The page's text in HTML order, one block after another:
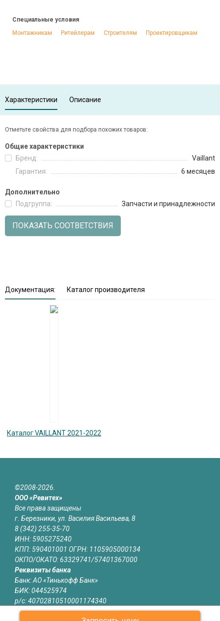
Специальные условия
Монтажникам
Ритейлерам Строителям Проектировщикам
Характеристики Описание
Отметьте свойства для подбора похожих товаров:
Общие характеристики
Бренд:
Vaillant
Гарантия:
6 месяцев
Дополнительно
Подгруппа:
Запчасти и принадлежности
ПОКАЗАТЬ СООТВЕТСТВИЯ
Документация: Каталог производителя
Каталог VAILLANT 2021-2022
©2008-2026.
ООО «Ревитех»
Все права защищены
г. Березники, ул. Василия Васильева, 8
8 (342) 255-35-70
ИНН: 5905275240
КПП: 590401001 ОГРН: 1105905000134
ОКПО/ОКАТО: 63329741/57401367000
Реквизиты банка
Банк: АО «Тинькофф Банк»
БИК: 044525974
р/с: 40702810510001174340
к/с: 30101810145250000974